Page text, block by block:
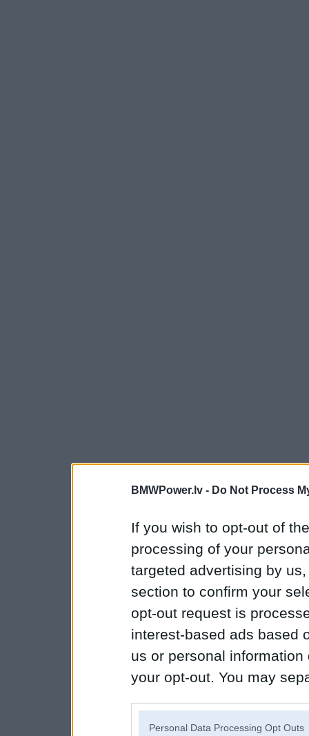
BMWPower.lv - Do Not Process
If you wish to opt-out of
processing of your
targeted advertising by
section to confirm your
opt-out request is
interest-based ads based
us or personal
your opt-out. You may
Personal Data Processing Opt Outs